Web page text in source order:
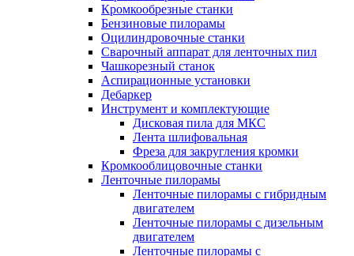
Кромкообрезные станки
Бензиновые пилорамы
Оцилиндровочные станки
Сварочный аппарат для ленточных пил
Чашкорезный станок
Аспирационные установки
Дебаркер
Инструмент и комплектующие
Дисковая пила для МКС
Лента шлифовальная
Фреза для закругления кромки
Кромкооблицовочные станки
Ленточные пилорамы
Ленточные пилорамы с гибридным
двигателем
Ленточные пилорамы с дизельным
двигателем
Ленточные пилорамы с